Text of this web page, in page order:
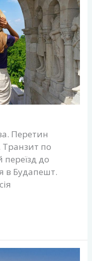
Перетин
Транзит по
до
в Будапешт.